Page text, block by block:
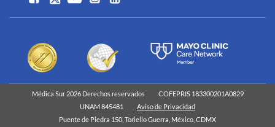
Médica Sur 2026 Derechos reservados
COFEPRIS 183300201A0829
UNAM 845481
Aviso de Privacidad
Puente de Piedra 150, Toriello Guerra, México, CDMX